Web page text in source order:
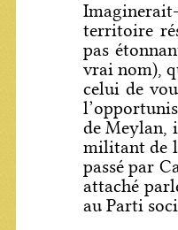
territoire
pas
vrai nom),
celui de
de Meylan,
militant de
passé par
attaché
au Parti